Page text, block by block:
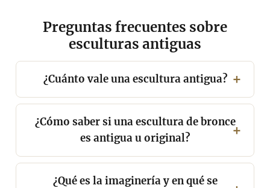
Preguntas frecuentes sobre
esculturas antiguas
¿Cuánto vale una escultura antigua?
¿Cómo saber si una escultura de bronce
es antigua u original?
¿Qué es la imaginería y en qué se